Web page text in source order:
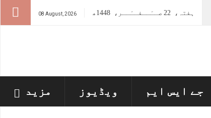
08 August, 2026 ہفتہ، 22 صــَــفــَــر، 1448ھ
جے ایس ایم ویڈیوز مزید